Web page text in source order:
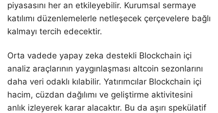
piyasasını her an etkileyebilir. Kurumsal sermaye
katılımı düzenlemelerle netleşecek çerçevelere bağlı
kalmayı tercih edecektir.
Orta vadede yapay zeka destekli Blockchain içi
analiz araçlarının yaygınlaşması altcoin sezonlarını
daha veri odaklı kılabilir. Yatırımcılar Blockchain içi
hacim, cüzdan dağılımı ve geliştirme aktivitesini
anlık izleyerek karar alacaktır. Bu da aşırı spekülatif